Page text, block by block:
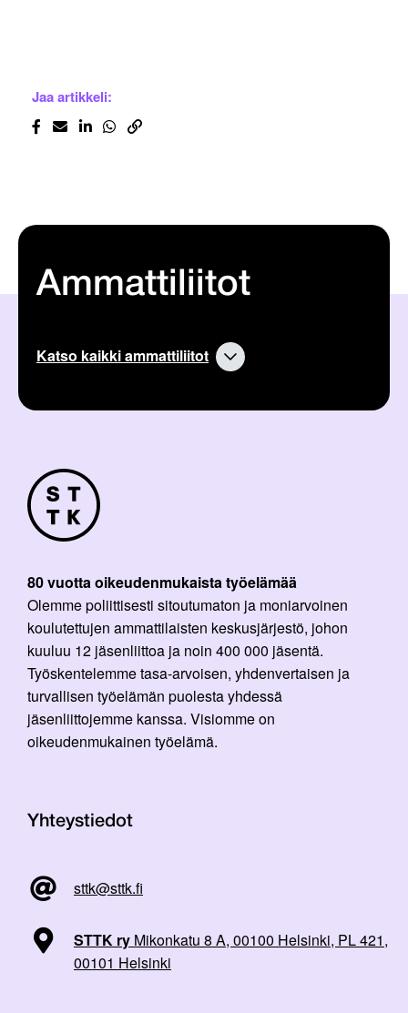
Jaa artikkeli:
Ammattiliitot
Katso kaikki ammattiliitot
80 vuotta oikeudenmukaista työelämää
Olemme poliittisesti sitoutumaton ja moniarvoinen
koulutettujen ammattilaisten keskusjärjestö, johon
kuuluu 12 jäsenliittoa ja noin 400 000 jäsentä.
Työskentelemme tasa-arvoisen, yhdenvertaisen ja
turvallisen työelämän puolesta yhdessä
jäsenliittojemme kanssa. Visiomme on
oikeudenmukainen työelämä.
Yhteystiedot
sttk@sttk.fi
STTK ry Mikonkatu 8 A, 00100 Helsinki, PL 421,
00101 Helsinki